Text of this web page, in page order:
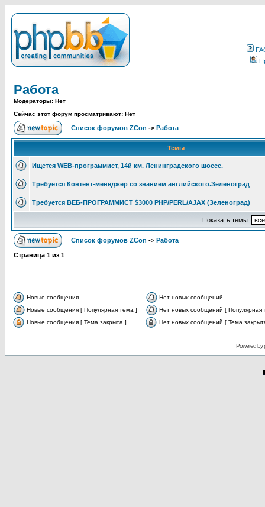
Работа
Модераторы: Нет
Сейчас этот форум просматривают: Нет
Список форумов ZCon -> Работа
Темы
Ищется WEB-программист, 14й км. Ленинградского шоссе.
Требуется Контент-менеджер со знанием английского.Зеленоград
Требуется ВЕБ-ПРОГРАММИСТ $3000 PHP/PERL/AJAX (Зеленоград)
Показать темы:
Список форумов ZCon -> Работа
Страница 1 из 1
Новые сообщения
Нет новых сообщений
Новые сообщения [ Популярная тема ]
Нет новых сообщений [ Популярная
Новые сообщения [ Тема закрыта ]
Нет новых сообщений [ Тема
Powered by